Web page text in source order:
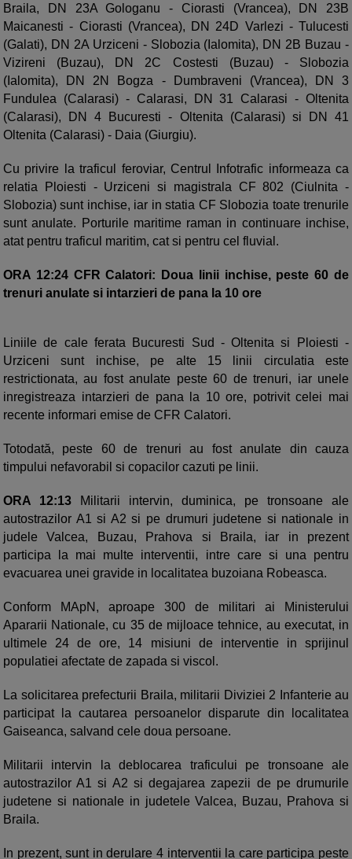
Braila, DN 23A Gologanu - Ciorasti (Vrancea), DN 23B
Maicanesti - Ciorasti (Vrancea), DN 24D Varlezi - Tulucesti
(Galati), DN 2A Urziceni - Slobozia (Ialomita), DN 2B Buzau -
Vizireni (Buzau), DN 2C Costesti (Buzau) - Slobozia
(Ialomita), DN 2N Bogza - Dumbraveni (Vrancea), DN 3
Fundulea (Calarasi) - Calarasi, DN 31 Calarasi - Oltenita
(Calarasi), DN 4 Bucuresti - Oltenita (Calarasi) si DN 41
Oltenita (Calarasi) - Daia (Giurgiu).
Cu privire la traficul feroviar, Centrul Infotrafic informeaza ca
relatia Ploiesti - Urziceni si magistrala CF 802 (Ciulnita -
Slobozia) sunt inchise, iar in statia CF Slobozia toate trenurile
sunt anulate. Porturile maritime raman in continuare inchise,
atat pentru traficul maritim, cat si pentru cel fluvial.
ORA 12:24 CFR Calatori: Doua linii inchise, peste 60 de
trenuri anulate si intarzieri de pana la 10 ore
Liniile de cale ferata Bucuresti Sud - Oltenita si Ploiesti -
Urziceni sunt inchise, pe alte 15 linii circulatia este
restrictionata, au fost anulate peste 60 de trenuri, iar unele
inregistreaza intarzieri de pana la 10 ore, potrivit celei mai
recente informari emise de CFR Calatori.
Totodată, peste 60 de trenuri au fost anulate din cauza
timpului nefavorabil si copacilor cazuti pe linii.
ORA 12:13 Militarii intervin, duminica, pe tronsoane ale
autostrazilor A1 si A2 si pe drumuri judetene si nationale in
judele Valcea, Buzau, Prahova si Braila, iar in prezent
participa la mai multe interventii, intre care si una pentru
evacuarea unei gravide in localitatea buzoiana Robeasca.
Conform MApN, aproape 300 de militari ai Ministerului
Apararii Nationale, cu 35 de mijloace tehnice, au executat, in
ultimele 24 de ore, 14 misiuni de interventie in sprijinul
populatiei afectate de zapada si viscol.
La solicitarea prefecturii Braila, militarii Diviziei 2 Infanterie au
participat la cautarea persoanelor disparute din localitatea
Gaiseanca, salvand cele doua persoane.
Militarii intervin la deblocarea traficului pe tronsoane ale
autostrazilor A1 si A2 si degajarea zapezii de pe drumurile
judetene si nationale in judetele Valcea, Buzau, Prahova si
Braila.
In prezent, sunt in derulare 4 interventii la care participa peste